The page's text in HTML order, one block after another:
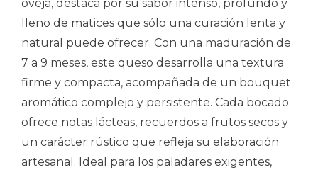
oveja, destaca por su sabor intenso, profundo y
lleno de matices que sólo una curación lenta y
natural puede ofrecer. Con una maduración de
7 a 9 meses, este queso desarrolla una textura
firme y compacta, acompañada de un bouquet
aromático complejo y persistente. Cada bocado
ofrece notas lácteas, recuerdos a frutos secos y
un carácter rústico que refleja su elaboración
artesanal. Ideal para los paladares exigentes,